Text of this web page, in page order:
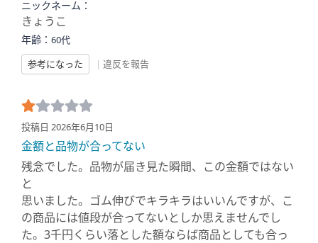
ニックネーム：
きょうこ
年齢： 60代
参考になった
| 違反を報告
投稿日 2026年6月10日
金額と品物が合ってない
残念でした。品物が届き見た瞬間、この金額ではない
と
思いました。ゴム伸びでキラキラはいいんですが、こ
の商品には値段が合ってないとしか思えませんでし
た。3千円くらい落とした額ならば商品としても合っ